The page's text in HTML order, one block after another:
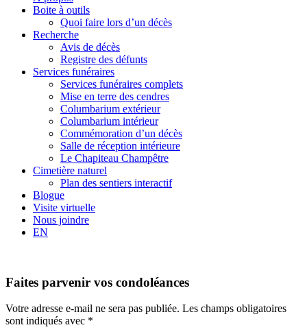
Boite à outils
Quoi faire lors d’un décès
Recherche
Avis de décès
Registre des défunts
Services funéraires
Services funéraires complets
Mise en terre des cendres
Columbarium extérieur
Columbarium intérieur
Commémoration d’un décès
Salle de réception intérieure
Le Chapiteau Champêtre
Cimetière naturel
Plan des sentiers interactif
Blogue
Visite virtuelle
Nous joindre
EN
Faites parvenir vos condoléances
Votre adresse e-mail ne sera pas publiée. Les champs obligatoires
sont indiqués avec *